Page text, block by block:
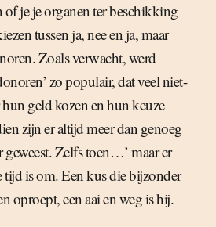
of je je organen ter beschikking
tussen ja, nee en ja, maar
Zoals verwacht, werd
zo populair, dat veel niet-
geld kozen en hun keuze
zijn er altijd meer dan genoeg
Zelfs toen…’ maar er
is om. Een kus die bijzonder
oproept, een aai en weg is hij.